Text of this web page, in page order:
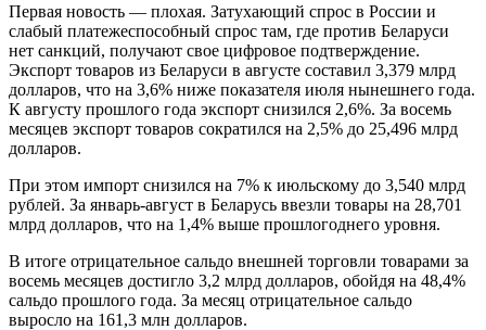
Первая новость — плохая. Затухающий спрос в России и
слабый платежеспособный спрос там, где против Беларуси
нет санкций, получают свое цифровое подтверждение.
Экспорт товаров из Беларуси в августе составил 3,379 млрд
долларов, что на 3,6% ниже показателя июля нынешнего года.
К августу прошлого года экспорт снизился 2,6%. За восемь
месяцев экспорт товаров сократился на 2,5% до 25,496 млрд
долларов.
При этом импорт снизился на 7% к июльскому до 3,540 млрд
рублей. За январь-август в Беларусь ввезли товары на 28,701
млрд долларов, что на 1,4% выше прошлогоднего уровня.
В итоге отрицательное сальдо внешней торговли товарами за
восемь месяцев достигло 3,2 млрд долларов, обойдя на 48,4%
сальдо прошлого года. За месяц отрицательное сальдо
выросло на 161,3 млн долларов.